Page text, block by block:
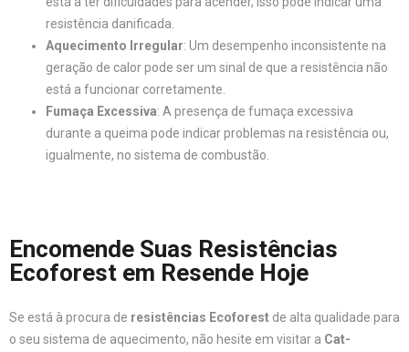
resistência danificada.
Aquecimento Irregular: Um desempenho inconsistente na
geração de calor pode ser um sinal de que a resistência não
está a funcionar corretamente.
Fumaça Excessiva: A presença de fumaça excessiva
durante a queima pode indicar problemas na resistência ou,
igualmente, no sistema de combustão.
Encomende Suas Resistências
Ecoforest em Resende Hoje
Se está à procura de resistências Ecoforest de alta qualidade para
o seu sistema de aquecimento, não hesite em visitar a Cat-